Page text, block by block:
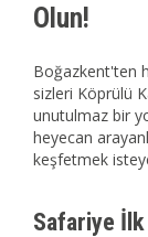
Olun!
Boğazkent'ten
sizleri Köprülü
unutulmaz bir
heyecan
keşfetmek
Safariye